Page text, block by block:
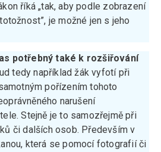
říká „tak, aby podle zobrazení
je možné jen s jeho
potřebný také k rozšiřování
tedy například žák vyfotí při
pořízením tohoto
narušení
Stejně je to samozřejmě při
či dalších osob. Především v
která se pomocí fotografií či